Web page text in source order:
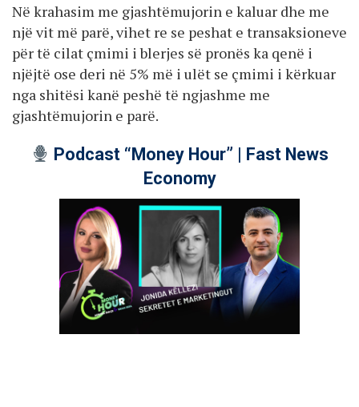
Në krahasim me gjashtëmujorin e kaluar dhe me
një vit më parë, vihet re se peshat e transaksioneve
për të cilat çmimi i blerjes së pronës ka qenë i
njëjtë ose deri në 5% më i ulët se çmimi i kërkuar
nga shitësi kanë peshë të ngjashme me
gjashtëmujorin e parë.
Podcast “Money Hour” | Fast News
Economy